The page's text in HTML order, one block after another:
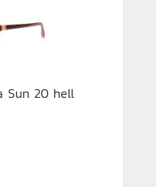
Sun 20 hell